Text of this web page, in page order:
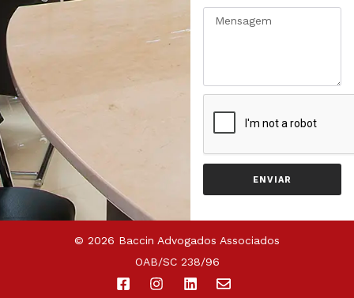
ENVIAR
© 2026 Baccin Advogados Associados
OAB/SC 238/96